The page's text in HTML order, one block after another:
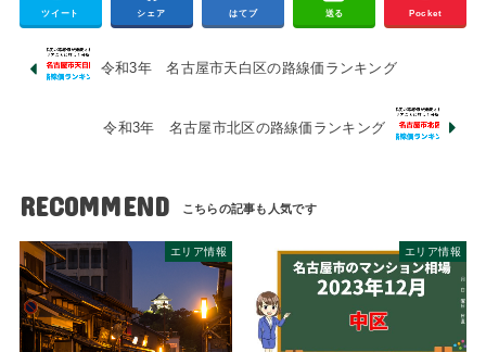
ツイート シェア はてブ 送る Pocket
令和3年 名古屋市天白区の路線価ランキング
令和3年 名古屋市北区の路線価ランキング
RECOMMEND
エリア情報 エリア情報